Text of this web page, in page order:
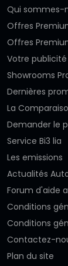
Qui sommes-
Offres
Offres
Votre publicité
Showrooms
Dernières
La
Demander le
Service Bi3 lia
Les emissions
Actualités
Forum d'aide
Conditions
Conditions
Contactez-
Plan du site